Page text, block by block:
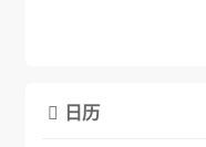
 日历